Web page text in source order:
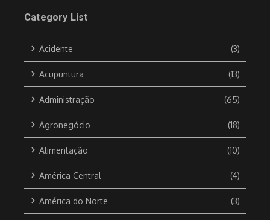
Category List
Acidente (3)
Acupuntura (13)
Administração (65)
Agronegócio (18)
Alimentação (10)
América Central (4)
América do Norte (3)